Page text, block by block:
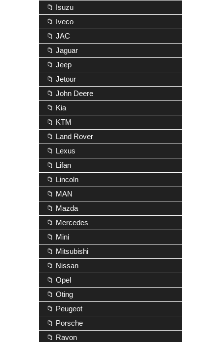
📁 Isuzu
📁 Iveco
📁 JAC
📁 Jaguar
📁 Jeep
📁 Jetour
📁 John Deere
📁 Kia
📁 KTM
📁 Land Rover
📁 Lexus
📁 Lifan
📁 Lincoln
📁 MAN
📁 Mazda
📁 Mercedes
📁 Mini
📁 Mitsubishi
📁 Nissan
📁 Opel
📁 Oting
📁 Peugeot
📁 Porsche
📁 Ravon